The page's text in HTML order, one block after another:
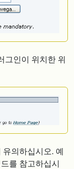
그인이 위치한 위
의하십시오. 예
를 참고하십시